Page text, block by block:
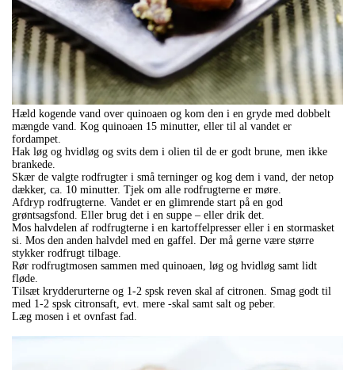
Hæld kogende vand over quinoaen og kom den i en gryde med dobbelt
mængde vand. Kog quinoaen 15 minutter, eller til al vandet er
fordampet.
Hak løg og hvidløg og svits dem i olien til de er godt brune, men ikke
brankede.
Skær de valgte rodfrugter i små terninger og kog dem i vand, der netop
dækker, ca. 10 minutter. Tjek om alle rodfrugterne er møre.
Afdryp rodfrugterne. Vandet er en glimrende start på en god
grøntsagsfond. Eller brug det i en suppe – eller drik det.
Mos halvdelen af rodfrugterne i en kartoffelpresser eller i en stormasket
si. Mos den anden halvdel med en gaffel. Der må gerne være større
stykker rodfrugt tilbage.
Rør rodfrugtmosen sammen med quinoaen, løg og hvidløg samt lidt
fløde.
Tilsæt krydderurterne og 1-2 spsk reven skal af citronen. Smag godt til
med 1-2 spsk citronsaft, evt. mere -skal samt salt og peber.
Læg mosen i et ovnfast fad.